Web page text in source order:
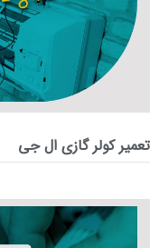
تعمیر کولر گازی ال جی